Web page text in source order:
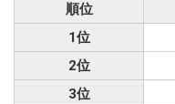
順位
1位
2位
3位